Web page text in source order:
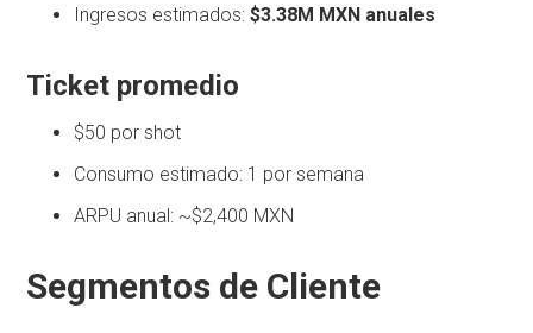
Ingresos estimados:$3.38M MXN anuales
Ticket promedio
$50 por shot
Consumo estimado: 1 por semana
ARPU anual: ~$2,400 MXN
Segmentos de Cliente